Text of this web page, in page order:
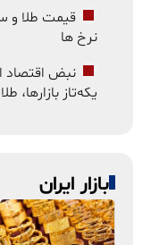
نرخ ها
یکه‌تاز بازارها،
بازار ایران